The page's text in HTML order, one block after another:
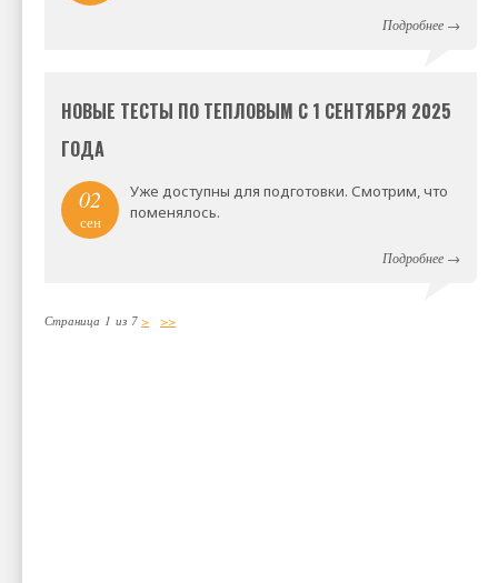
Подробнее→
НОВЫЕ ТЕСТЫ ПО ТЕПЛОВЫМ С 1 СЕНТЯБРЯ 2025
ГОДА
02
сен
Уже доступны для подготовки. Смотрим, что
поменялось.
Подробнее→
Страница 1 из 7 > >>